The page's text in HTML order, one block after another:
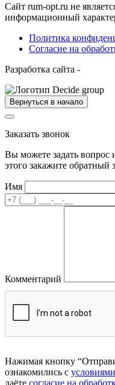
Сайт rum-opt.ru не
информационный
Политика
Согласие на
Разработка сайта -
Вернуться в начало
Заказать звонок
Вы можете задать вопрос
этого закажите обратный
Имя
Комментарий
Нажимая кнопку
ознакомились с
даёте согласие на